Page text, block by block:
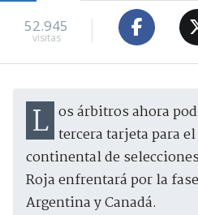
52.945
visitas
Los árbitros ahora podrán utilizar una tercera tarjeta para
continental de
Roja enfrentará por la
Argentina y Canadá.